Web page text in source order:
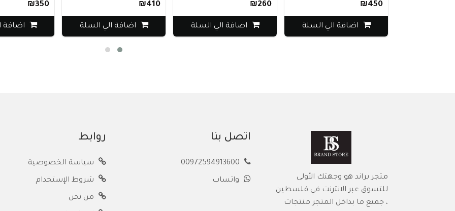
₪450
اضافة الي السلة اضافة الي السلة اضافة الي السلة اضافة الي
متجر براند هو وجهتك الأولى
للتسوق عبر الانترنت في فلسطين
، جميع ما بداخل المتجر منتجات
اتصل بنا
واتساب
روابط
سياسة الخصوصية
شروط الإستخدام
من نحن